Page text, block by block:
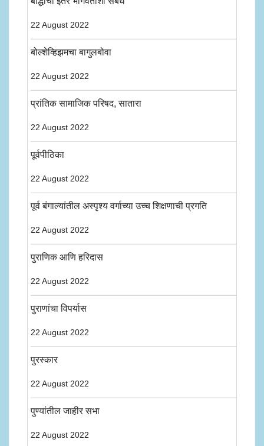
22 August 2022
बोल्शेव्हिझमचा बागुलबोवा
22 August 2022
प्रांतिक सामाजिक परिषद, सातारा
22 August 2022
पूर्वपीठिका
22 August 2022
पूर्व बंगाल्यांतील अस्पृश्य वर्गाच्या उच्च शिक्षणाची प्रगति
22 August 2022
पुराणिक आणि हरिदास
22 August 2022
पुराणांचा विपर्यास
22 August 2022
पुरस्कार
22 August 2022
पुण्यांतील जाहीर सभा
22 August 2022